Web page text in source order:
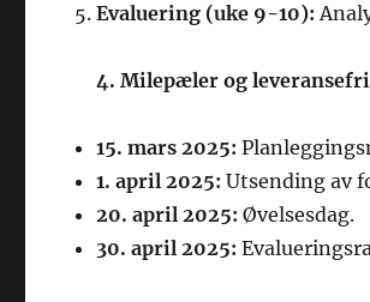
Evaluering (uke 9-10):
4. Milepæler og
15. mars 2025:
1. april 2025: Utsending av
20. april 2025: Øvelsesdag.
30. april 2025: